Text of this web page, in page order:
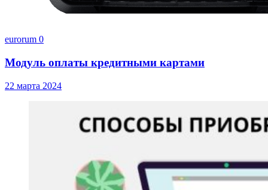
eurorum 0
Модуль оплаты кредитными картами
22 марта 2024